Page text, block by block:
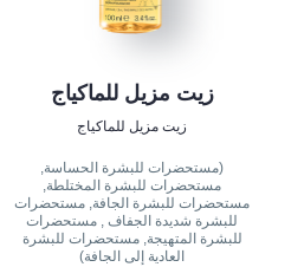
زيت مزيل للماكياج
زيت مزيل للماكياج
(مستحضرات للبشرة الحساسة,
مستحضرات للبشرة المختلطة,
مستحضرات للبشرة الجافة, مستحضرات
للبشرة شديدة الجفاف , مستحضرات
للبشرة المتهيجة, مستحضرات للبشرة
العادية إلى الجافة)